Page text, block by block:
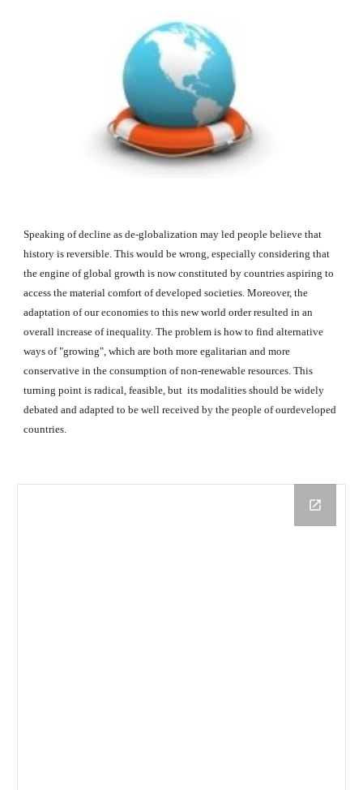
Speaking of decline as de-globalization may led people believe that
history is reversible. This would be wrong, especially considering that
the engine of global growth is now constituted by countries aspiring to
access the material comfort of developed societies. Moreover, the
adaptation of our economies to this new world order resulted in an
overall increase of inequality. The problem is how to find alternative
ways of "growing", which are both more egalitarian and more
conservative in the consumption of non-renewable resources. This
turning point is radical, feasible, but  its modalities should be widely
debated and adapted to be well received by the people of ourdeveloped
countries.